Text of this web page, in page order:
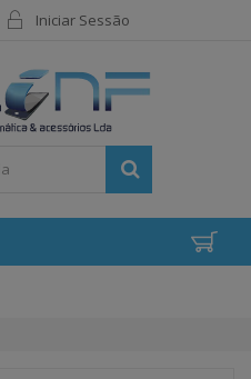
Iniciar Sessão